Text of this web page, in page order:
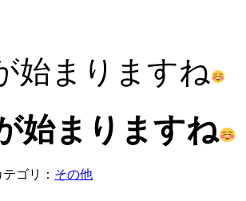
始まりますね
始まりますね
ゴリ： その他